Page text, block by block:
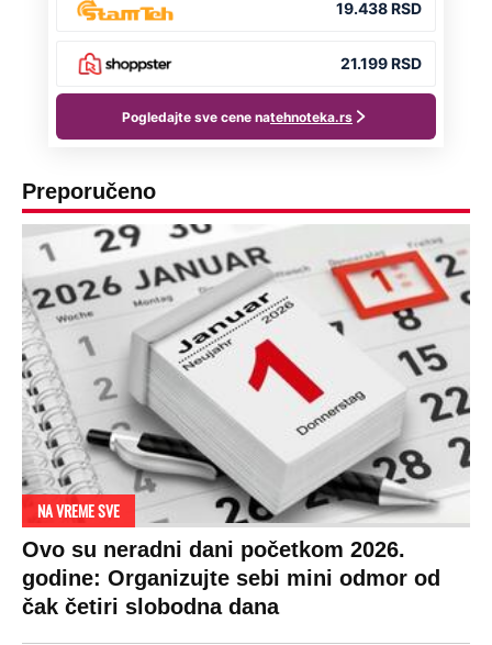
Preporučeno
NA VREME SVE
Ovo su neradni dani početkom 2026.
godine: Organizujte sebi mini odmor od
čak četiri slobodna dana